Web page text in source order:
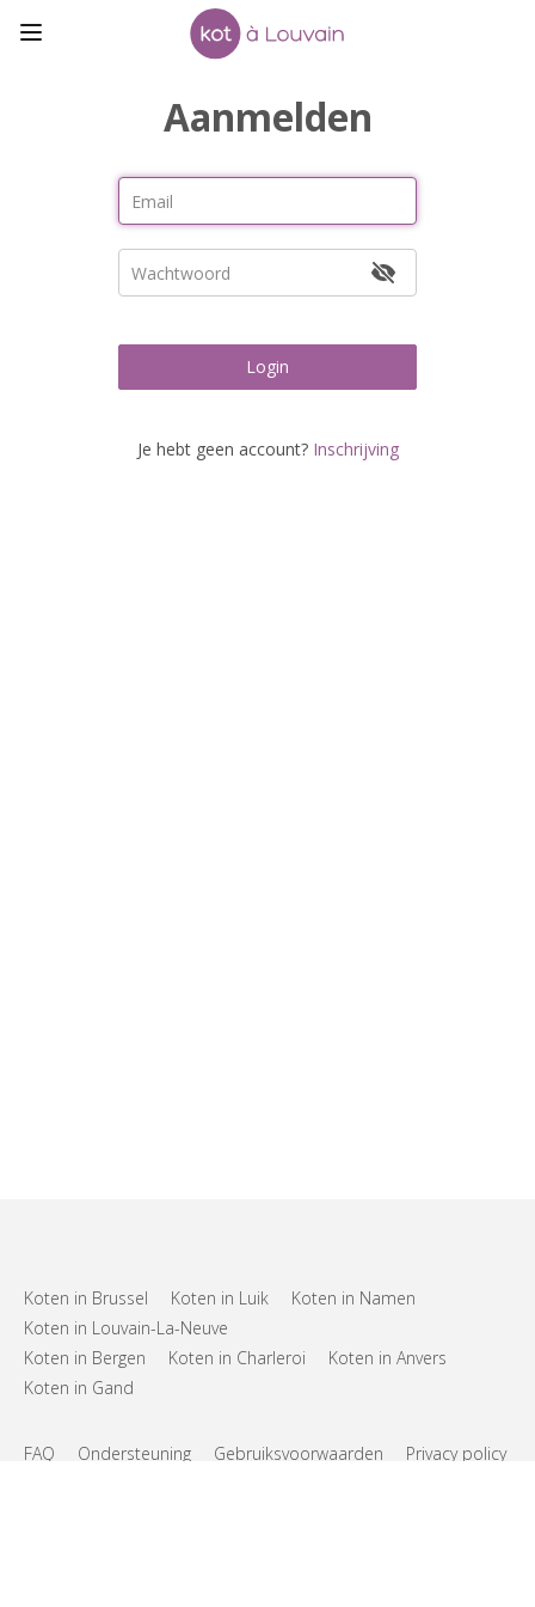
Aanmelden
Login
Je hebt geen account? Inschrijving
Koten in Brussel Koten in Luik
Koten in Namen
Koten in Louvain-La-Neuve
Koten in Bergen
Koten in Charleroi
Koten in Anvers
Koten in Gand
FAQ Ondersteuning Gebruiksvoorwaarden Privacy policy